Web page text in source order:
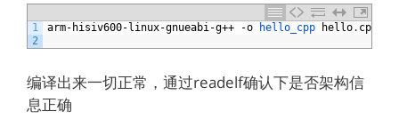
1
2
arm- hisiv600-linux-gnueabi -g++ -o hello_cpp hello. cpp
编译出来一切正常，通过readelf确认下是否架构信
息正确